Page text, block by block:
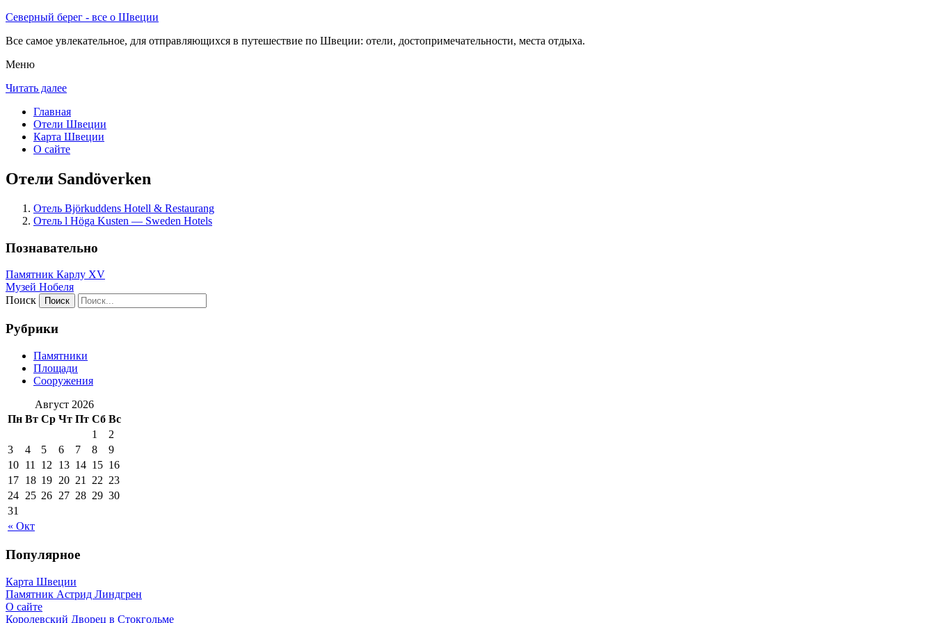
Северный берег - все о Швеции
Все самое увлекательное, для отправляющихся в путешествие по Швеции: отели, достопримечательности, места отдыха.
Меню
Читать далее
Главная
Отели Швеции
Карта Швеции
О сайте
Отели Sandöverken
Отель Björkuddens Hotell & Restaurang
Отель l Höga Kusten — Sweden Hotels
Познавательно
Памятник Карлу XV
Музей Нобеля
Поиск
Рубрики
Памятники
Площади
Сооружения
Август 2026
Пн Вт Ср Чт Пт Сб Вс
« Окт
1
2
3
4 5 6 7 8
9
10 11 12 13 14 15 16
17 18 19 20 21 22 23
24 25 26 27 28 29 30
31
Популярное
Карта Швеции
Памятник Астрид Линдгрен
О сайте
Королевский Дворец в Стокгольме